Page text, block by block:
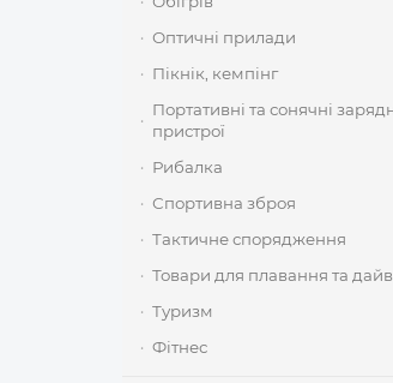
Оптичні прилади
Пікнік, кемпінг
Портативні та сонячні
пристрої
Рибалка
Спортивна зброя
Тактичне спорядження
Товари для плавання та
Туризм
Фітнес